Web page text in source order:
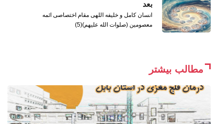
بعد
انسان کامل و خلیفه اللهی مقام اختصاصی ائمه
معصومین (صلوات الله علیهم)(5)
مطالب بیشتر